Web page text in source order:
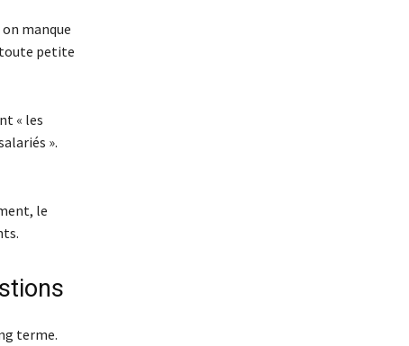
manque
toute petite
« les
».
le
terme.